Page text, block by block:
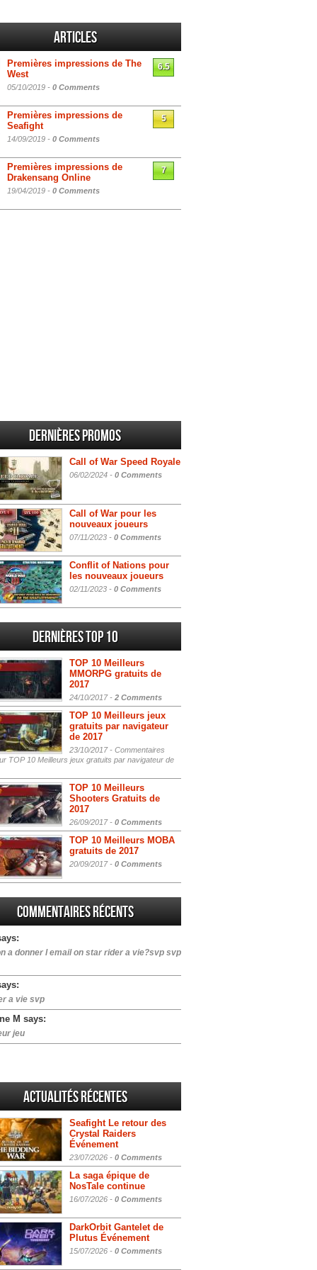
Articles
Premières impressions de The
West
05/10/2019 - 0 Comments
6.5
Premières impressions de
Seafight
14/09/2019 - 0 Comments
5
Premières impressions de
Drakensang Online
19/04/2019 - 0 Comments
7
Dernières promos
Call of War Speed Royale
06/02/2024 - 0 Comments
Call of War pour les
nouveaux joueurs
07/11/2023 - 0 Comments
Conflit of Nations pour
les nouveaux joueurs
02/11/2023 - 0 Comments
Dernières Top 10
TOP 10 Meilleurs
MMORPG gratuits de
2017
24/10/2017 - 2 Comments
TOP 10 Meilleurs jeux
gratuits par navigateur
de 2017
23/10/2017 - Commentaires
TOP 10 Meilleurs jeux gratuits par navigateur de
TOP 10 Meilleurs
Shooters Gratuits de
2017
26/09/2017 - 0 Comments
TOP 10 Meilleurs MOBA
gratuits de 2017
20/09/2017 - 0 Comments
Commentaires récents
a donner l email on star rider a vie?svp svp
a vie svp
M says:
jeu
Actualités Récentes
Seafight Le retour des
Crystal Raiders
Événement
23/07/2026 - 0 Comments
La saga épique de
NosTale continue
16/07/2026 - 0 Comments
DarkOrbit Gantelet de
Plutus Événement
15/07/2026 - 0 Comments